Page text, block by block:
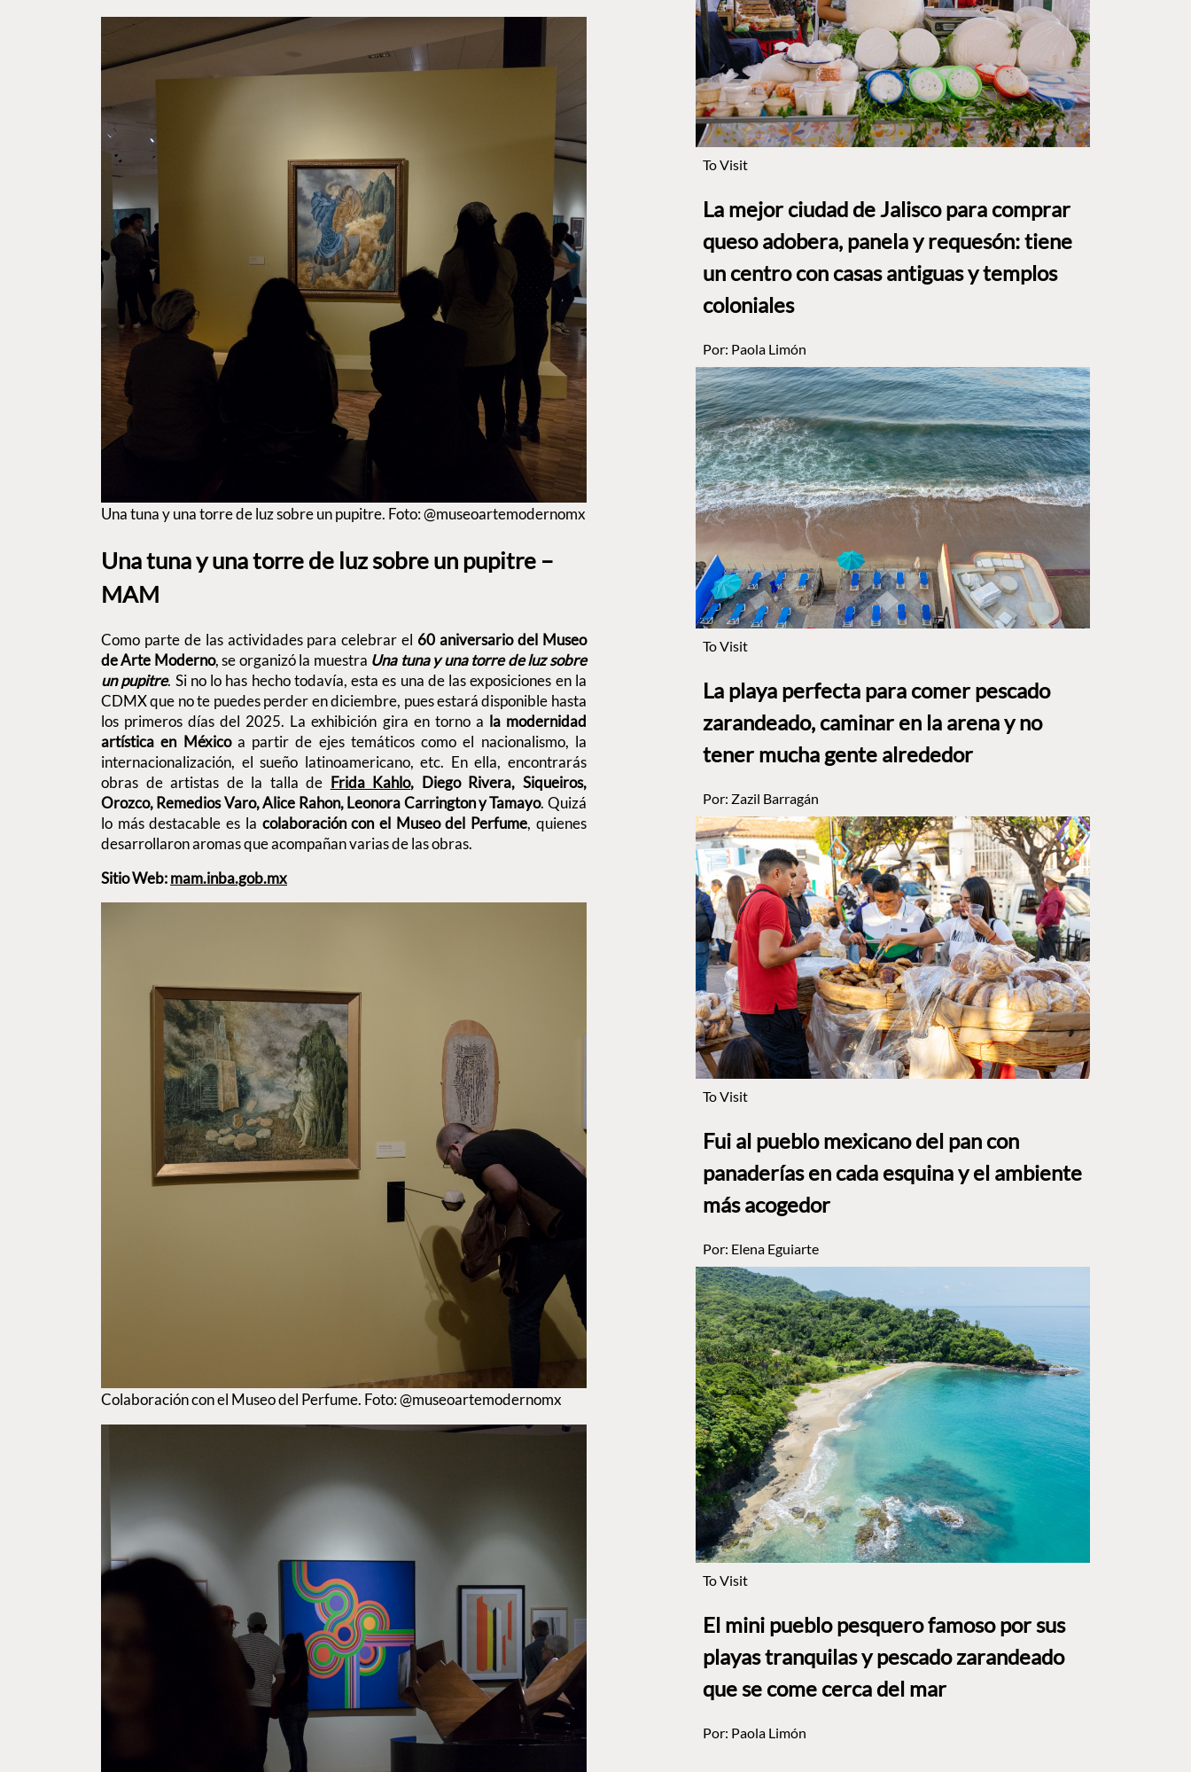
Una tuna y una torre de luz sobre un pupitre. Foto: @museoartemodernomx
Una tuna y una torre de luz sobre un pupitre –
MAM
Como parte de las actividades para celebrar el 60 aniversario del Museo
de Arte Moderno, se organizó la muestra Una tuna y una torre de luz sobre
un pupitre. Si no lo has hecho todavía, esta es una de las exposiciones en la
CDMX que no te puedes perder en diciembre, pues estará disponible hasta
los primeros días del 2025. La exhibición gira en torno a la modernidad
artística en Méxicoa partir de ejes temáticos como el nacionalismo, la
internacionalización, el sueño latinoamericano, etc. En ella, encontrarás
obras de artistas de la talla de Frida Kahlo, Diego Rivera, Siqueiros,
Orozco, Remedios Varo, Alice Rahon, Leonora Carrington y Tamayo. Quizá
lo más destacable es la colaboración con el Museo del Perfume, quienes
desarrollaron aromas que acompañan varias de las obras.
Sitio Web:mam.inba.gob.mx
Colaboración con el Museo del Perfume. Foto: @museoartemodernomx
To Visit
La mejor ciudad de Jalisco para comprar
queso adobera, panela y requesón: tiene
un centro con casas antiguas y templos
coloniales
Por: Paola Limón
To Visit
La playa perfecta para comer pescado
zarandeado, caminar en la arena y no
tener mucha gente alrededor
Por: Zazil Barragán
To Visit
Fui al pueblo mexicano del pan con
panaderías en cada esquina y el ambiente
más acogedor
Por: Elena Eguiarte
To Visit
El mini pueblo pesquero famoso por sus
playas tranquilas y pescado zarandeado
que se come cerca del mar
Por: Paola Limón